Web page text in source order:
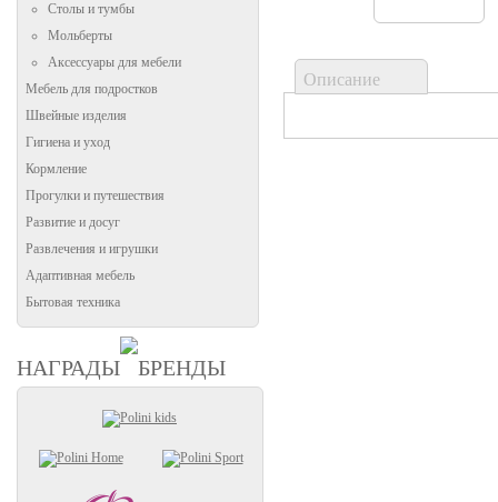
Столы и тумбы
Мольберты
Аксессуары для мебели
Мебель для подростков
Швейные изделия
Гигиена и уход
Кормление
Прогулки и путешествия
Развитие и досуг
Развлечения и игрушки
Адаптивная мебель
Бытовая техника
НАГРАДЫ БРЕНДЫ
Описание